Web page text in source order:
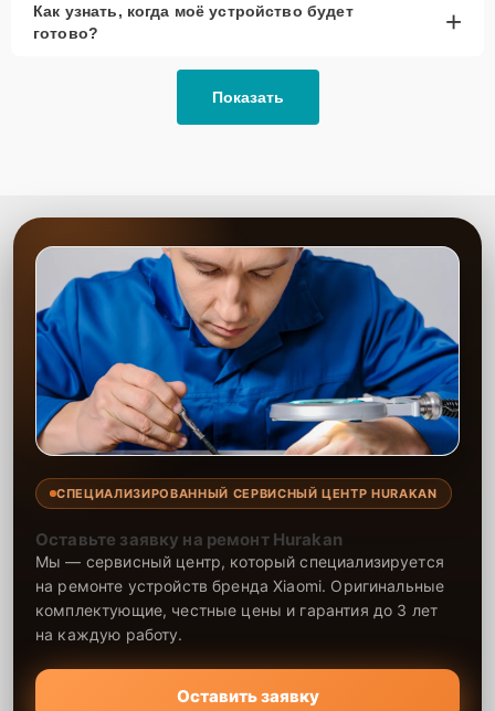
Как узнать, когда моё устройство будет
готово?
+
Показать
СПЕЦИАЛИЗИРОВАННЫЙ СЕРВИСНЫЙ ЦЕНТР HURAKAN
Оставьте заявку на ремонт Hurakan
Мы — сервисный центр, который специализируется
на ремонте устройств бренда Xiaomi. Оригинальные
комплектующие, честные цены и гарантия до 3 лет
на каждую работу.
Оставить заявку